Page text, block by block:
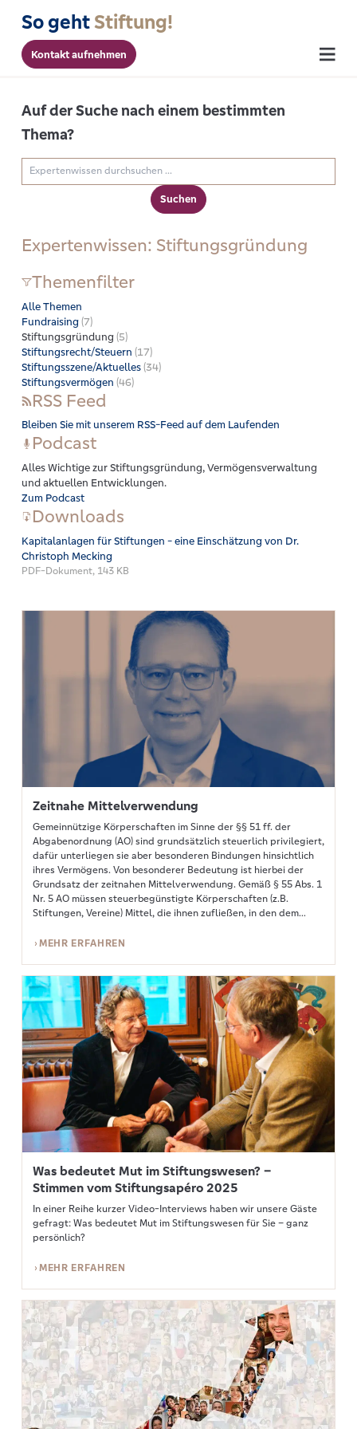
So gehtStiftung!
Kontakt aufnehmen Menu
Auf der Suche nach einem bestimmten
Thema?
Expertenwissen durchsuchen
Suchen
Expertenwissen: Stiftungsgründung
Themenfilter
Alle Themen
Fundraising(7)
Stiftungsgründung(5)
Stiftungsrecht/Steuern (17)
Stiftungsszene/Aktuelles(34)
Stiftungsvermögen (46)
RSS Feed
Bleiben Sie mit unserem RSS-Feed auf dem Laufenden
Podcast
Alles Wichtige zur Stiftungsgründung, Vermögensverwaltung
und aktuellen Entwicklungen.
Zum Podcast
Downloads
Kapitalanlagen für Stiftungen - eine Einschätzung von Dr.
Christoph Mecking
PDF-Dokument, 143 KB
Mehr erfahren: Zeitnahe Mittelverwendung
Zeitnahe Mittelverwendung
Gemeinnützige Körperschaften im Sinne der §§ 51 ff. der
Abgabenordnung (AO) sind grundsätzlich steuerlich privilegiert,
dafür unterliegen sie aber besonderen Bindungen hinsichtlich
ihres Vermögens. Von besonderer Bedeutung ist hierbei der
Grundsatz der zeitnahen Mittelverwendung. Gemäß § 55 Abs. 1
Nr. 5 AO müssen steuerbegünstigte Körperschaften (z.B.
Stiftungen, Vereine) Mittel, die ihnen zufließen, in den dem
Hierdurch soll sichergestellt werden, dass die Mittel kurzfristig
MEHR ERFAHREN
Mehr erfahren: Was bedeutet Mut im Stiftungswesen? – Stimmen vom
Was bedeutet Mut im Stiftungswesen? –
Stimmen vom Stiftungsapéro 2025
In einer Reihe kurzer Video-Interviews haben wir unsere Gäste
gefragt: Was bedeutet Mut im Stiftungswesen für Sie – ganz
persönlich?
MEHR ERFAHREN
Mehr erfahren: Trotz Niedrigzinsen setzen Stifterinnen und Stifter auf